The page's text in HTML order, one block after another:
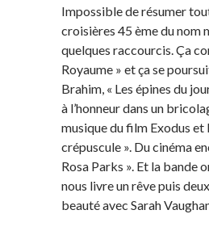
Impossible de résumer
croisières 45 ème du nom
quelques raccourcis. Ça
Royaume » et ça se
Brahim, « Les épines du
à l’honneur dans un
musique du film Exodus
crépuscule ». Du cinéma
Rosa Parks ». Et la bande
nous livre un rêve puis
beauté avec Sarah